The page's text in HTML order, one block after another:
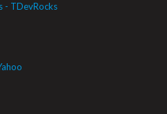
- TDevRocks